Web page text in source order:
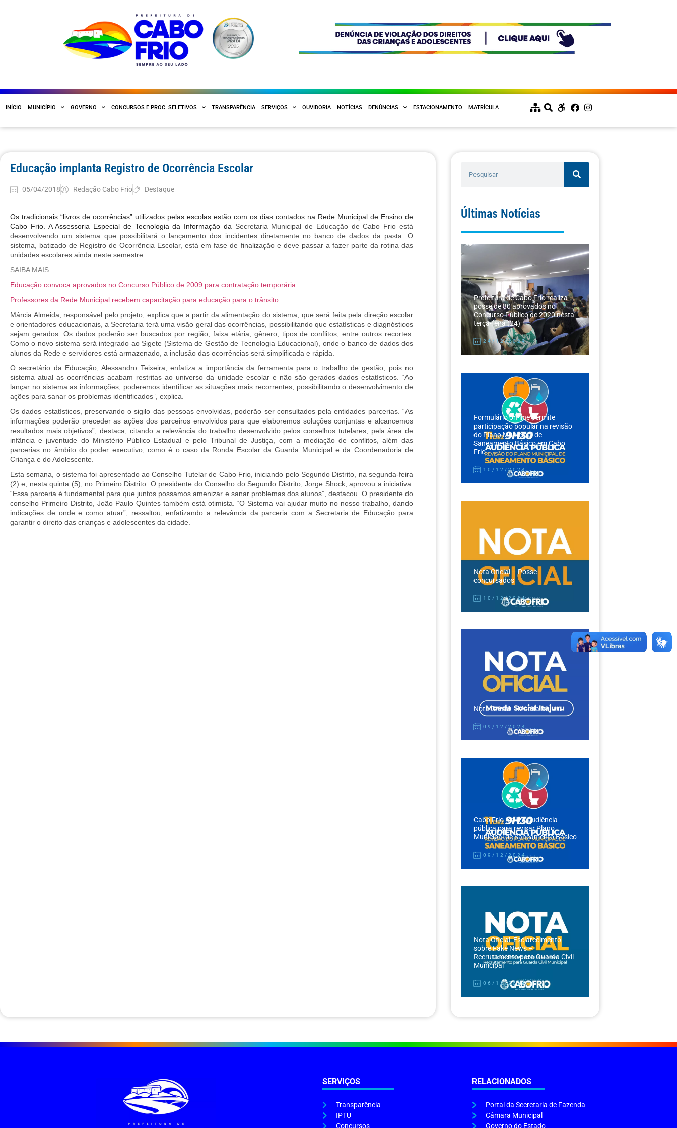
INÍCIO MUNICÍPIO GOVERNO CONCURSOS E PROC. SELETIVOS TRANSPARÊNCIA SERVIÇOS OUVIDORIA NOTÍCIAS DENÚNCIAS ESTACIONAMENTO MATRÍCULA
Educação implanta Registro de Ocorrência Escolar
05/04/2018 Redação Cabo Frio Destaque
Os tradicionais “livros de ocorrências” utilizados pelas escolas estão com os dias contados na Rede Municipal de Ensino de
Cabo Frio. A Assessoria Especial de Tecnologia da Informação da Secretaria Municipal de Educação de Cabo Frio está
desenvolvendo um sistema que possibilitará o lançamento dos incidentes diretamente no banco de dados da pasta. O
sistema, batizado de Registro de Ocorrência Escolar, está em fase de finalização e deve passar a fazer parte da rotina das
unidades escolares ainda neste semestre.
SAIBA MAIS
Educação convoca aprovados no Concurso Público de 2009 para contratação temporária
Professores da Rede Municipal recebem capacitação para educação para o trânsito
Márcia Almeida, responsável pelo projeto, explica que a partir da alimentação do sistema, que será feita pela direção escolar
e orientadores educacionais, a Secretaria terá uma visão geral das ocorrências, possibilitando que estatísticas e diagnósticos
sejam gerados. Os dados poderão ser buscados por região, faixa etária, gênero, tipos de conflitos, entre outros recortes.
Como o novo sistema será integrado ao Sigete (Sistema de Gestão de Tecnologia Educacional), onde o banco de dados dos
alunos da Rede e servidores está armazenado, a inclusão das ocorrências será simplificada e rápida.
O secretário da Educação, Alessandro Teixeira, enfatiza a importância da ferramenta para o trabalho de gestão, pois no
sistema atual as ocorrências acabam restritas ao universo da unidade escolar e não são gerados dados estatísticos. “Ao
lançar no sistema as informações, poderemos identificar as situações mais recorrentes, possibilitando o desenvolvimento de
ações para sanar os problemas identificados”, explica.
Os dados estatísticos, preservando o sigilo das pessoas envolvidas, poderão ser consultados pela entidades parcerias. “As
informações poderão preceder as ações dos parceiros envolvidos para que elaboremos soluções conjuntas e alcancemos
resultados mais objetivos”, destaca, citando a relevância do trabalho desenvolvido pelos conselhos tutelares, pela área de
infância e juventude do Ministério Público Estadual e pelo Tribunal de Justiça, com a mediação de conflitos, além das
parcerias no âmbito do poder executivo, como é o caso da Ronda Escolar da Guarda Municipal e da Coordenadoria de
Criança e do Adolescente.
Esta semana, o sistema foi apresentado ao Conselho Tutelar de Cabo Frio, iniciando pelo Segundo Distrito, na segunda-feira
(2) e, nesta quinta (5), no Primeiro Distrito. O presidente do Conselho do Segundo Distrito, Jorge Shock, aprovou a iniciativa.
“Essa parceria é fundamental para que juntos possamos amenizar e sanar problemas dos alunos”, destacou. O presidente do
conselho Primeiro Distrito, João Paulo Quintes também está otimista. “O Sistema vai ajudar muito no nosso trabalho, dando
indicações de onde e como atuar”, ressaltou, enfatizando a relevância da parceria com a Secretaria de Educação para
garantir o direito das crianças e adolescentes da cidade.
Últimas Notícias
Prefeitura de Cabo Frio realiza
posse de 80 aprovados no
Concurso Público de 2020 nesta
terça-feira (24)
24/12/2024
Formulário on-line permite
participação popular na revisão
do Plano Municipal de
Saneamento Básico em Cabo
Frio
10/12/2024
Nota Oficial – Posse
concursados
10/12/2024
Nota Oficial – Moeda Itajuru
09/12/2024
Cabo Frio realiza audiência
pública para revisar Plano
Municipal de Saneamento Básico
09/12/2024
Nota Oficial: Esclarecimento
sobre Fake News –
Recrutamento para Guarda Civil
Municipal
06/12/2024
SERVIÇOS
Transparência
IPTU
Concursos
RELACIONADOS
Portal da Secretaria de Fazenda
Câmara Municipal
Governo do Estado